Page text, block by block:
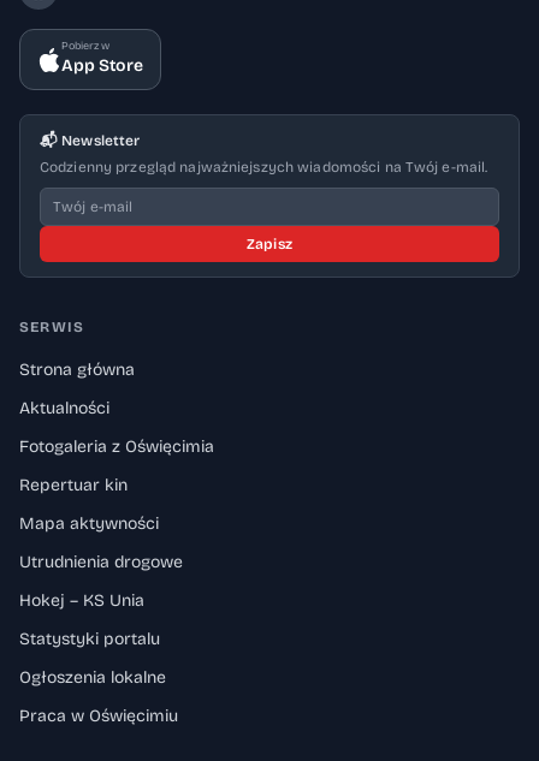
Pobierz w
App Store
📬 Newsletter
Codzienny przegląd najważniejszych wiadomości na Twój e-mail.
Zapisz
SERWIS
Strona główna
Aktualności
Fotogaleria z Oświęcimia
Repertuar kin
Mapa aktywności
Utrudnienia drogowe
Hokej – KS Unia
Statystyki portalu
Ogłoszenia lokalne
Praca w Oświęcimiu